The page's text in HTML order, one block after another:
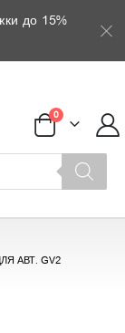
до 15%
0
АВТ. GV2